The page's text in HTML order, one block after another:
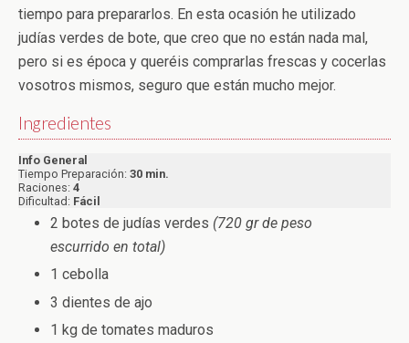
tiempo para prepararlos. En esta ocasión he utilizado
judías verdes de bote, que creo que no están nada mal,
pero si es época y queréis comprarlas frescas y cocerlas
vosotros mismos, seguro que están mucho mejor.
Ingredientes
Info General
Tiempo Preparación: 30 min.
Raciones: 4
Dificultad: Fácil
2 botes de judías verdes (720 gr de peso
escurrido en total)
1 cebolla
3 dientes de ajo
1 kg de tomates maduros